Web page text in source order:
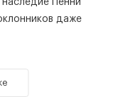
Пенни
даже